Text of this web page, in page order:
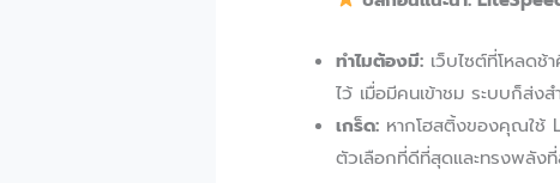
ทำไมต้องมี: เว็บไซต์ที่โหลด
ไว้ เมื่อมีคนเข้าชม ระบบก็ส่งส
เกร็ด: หากโฮสติ้งของคุณใช้
ตัวเลือกที่ดีที่สุดและทรงพลัง